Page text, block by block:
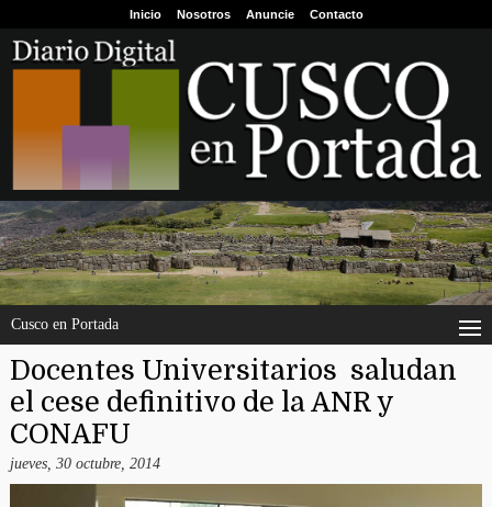
Inicio Nosotros Anuncie Contacto
Cusco en Portada
Docentes Universitarios saludan
el cese definitivo de la ANR y
CONAFU
jueves, 30 octubre, 2014